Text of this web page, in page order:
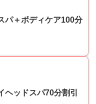
パ＋ボディケア100分
ヘッドスパ70分割引